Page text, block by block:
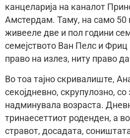
канцеларија на каналот
Амстердам. Таму, на само 50
живееле две и пол години
семејството Ван Пелс и
право на излез, ниту право
Во тоа тајно скривалиште,
секојдневно, скрупулозно, со
надминувала возраста.
тринаесеттиот роденден, а
стравот, досадата,